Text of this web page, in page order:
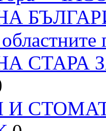
СТАРА
И